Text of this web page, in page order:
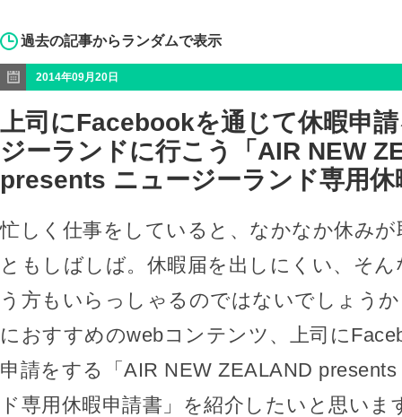
過去の記事からランダムで表示
2014年09月20日
上司にFacebookを通じて休暇申
ジーランドに行こう「AIR NEW
presents ニュージーランド専用休
忙しく仕事をしていると、なかなか休み
ともしばしば。休暇届を出しにくい、そ
う方もいらっしゃるのではないでしょう
におすすめのwebコンテンツ、上司に
申請をする「AIR NEW ZEALAND
ド専用休暇申請書」を紹介したいと思いま